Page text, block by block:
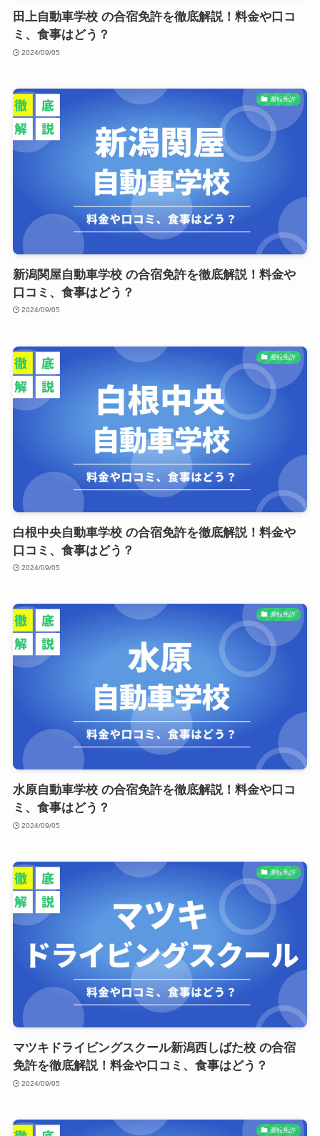
田上自動車学校 の合宿免許を徹底解説！料金や口コ
ミ、食事はどう？
2024/09/05
運転免許
新潟関屋自動車学校 の合宿免許を徹底解説！料金や
口コミ、食事はどう？
2024/09/05
運転免許
白根中央自動車学校 の合宿免許を徹底解説！料金や
口コミ、食事はどう？
2024/09/05
運転免許
水原自動車学校 の合宿免許を徹底解説！料金や口コ
ミ、食事はどう？
2024/09/05
運転免許
マツキドライビングスクール新潟西しばた校 の合宿
免許を徹底解説！料金や口コミ、食事はどう？
2024/09/05
運転免許